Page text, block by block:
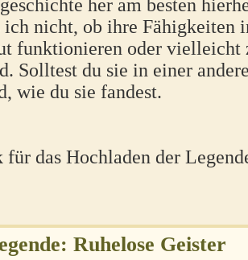
her am besten
ich nicht, ob ihre Fähigkeiten
funktionieren oder vielleicht
Solltest du sie in einer
wie du sie fandest.
das Hochladen der
Ruhelose Geister